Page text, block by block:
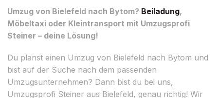
Umzug von Bielefeld nach Bytom? Beiladung,
Möbeltaxi oder Kleintransport mit Umzugsprofi
Steiner – deine Lösung!
Du planst einen Umzug von Bielefeld nach Bytom und
bist auf der Suche nach dem passenden
Umzugsunternehmen? Dann bist du bei uns,
Umzugsprofi Steiner aus Bielefeld, genau richtig! Wir